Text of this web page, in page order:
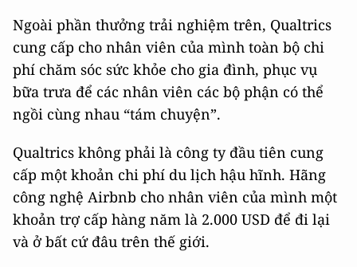
Ngoài phần thưởng trải nghiệm trên, Qualtrics
cung cấp cho nhân viên của mình toàn bộ chi
phí chăm sóc sức khỏe cho gia đình, phục vụ
bữa trưa để các nhân viên các bộ phận có thể
ngồi cùng nhau “tám chuyện”.
Qualtrics không phải là công ty đầu tiên cung
cấp một khoản chi phí du lịch hậu hĩnh. Hãng
công nghệ Airbnb cho nhân viên của mình một
khoản trợ cấp hàng năm là 2.000 USD để đi lại
và ở bất cứ đâu trên thế giới.